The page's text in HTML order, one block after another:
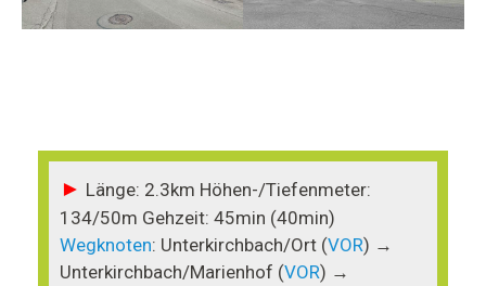
► Länge: 2.3km Höhen-/Tiefenmeter:
134/50m Gehzeit: 45min (40min)
Wegknoten: Unterkirchbach/Ort (VOR) →
Unterkirchbach/Marienhof (VOR) →